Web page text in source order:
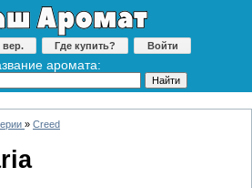
вер. Где купить? Войти
аромата:
» Creed